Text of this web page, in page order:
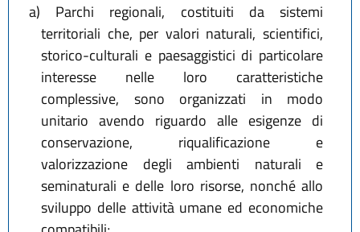
a) Parchi regionali, costituiti da sistemi
territoriali che, per valori naturali, scientifici,
storico-culturali e paesaggistici di particolare
interesse nelle loro caratteristiche
complessive, sono organizzati in modo
unitario avendo riguardo alle esigenze di
conservazione, riqualificazione e
valorizzazione degli ambienti naturali e
seminaturali e delle loro risorse, nonché allo
sviluppo delle attività umane ed economiche